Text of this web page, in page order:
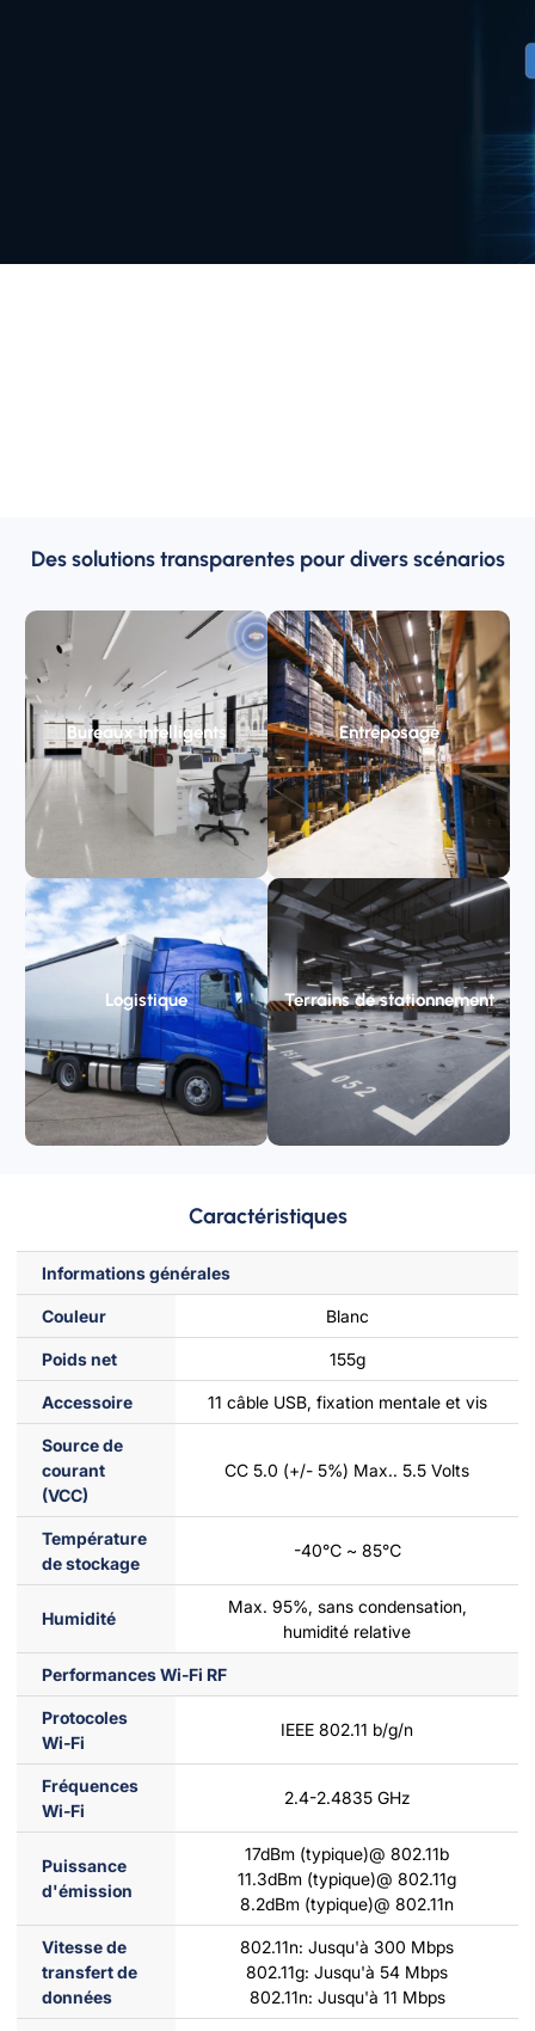
Des solutions transparentes pour divers scénarios
Bureaux intelligents Entreposage
Logistique Terrains de stationnement
Caractéristiques
Informations générales
Couleur Blanc
Poids net 155g
Accessoire 11 câble USB, fixation mentale et vis
Source de
courant
(VCC)
CC 5.0 (+/- 5%) Max.. 5.5 Volts
Température
de stockage
-40℃ ~ 85℃
Humidité
Max. 95%, sans condensation,
humidité relative
Performances Wi-Fi RF
Protocoles
Wi-Fi
IEEE 802.11 b/g/n
Fréquences
Wi-Fi
2.4-2.4835 GHz
Puissance
d'émission
17dBm (typique)@ 802.11b
11.3dBm (typique)@ 802.11g
8.2dBm (typique)@ 802.11n
Vitesse de
transfert de
données
802.11n: Jusqu'à 300 Mbps
802.11g: Jusqu'à 54 Mbps
802.11n: Jusqu'à 11 Mbps